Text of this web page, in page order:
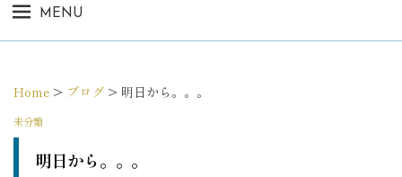
o
r
MENU
Home > ブログ > 明日から。。。
未分類
明日から。。。